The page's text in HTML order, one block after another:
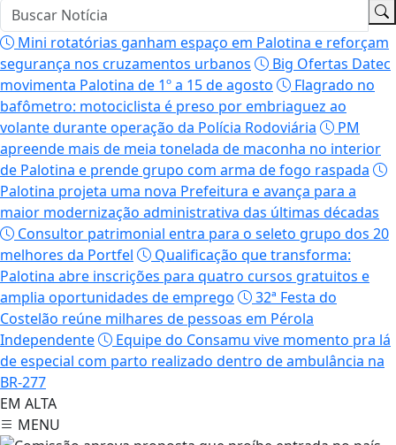
Mini rotatórias ganham espaço em Palotina e reforçam
segurança nos cruzamentos urbanos
Big Ofertas Datec
movimenta Palotina de 1º a 15 de agosto
Flagrado no
bafômetro: motociclista é preso por embriaguez ao
volante durante operação da Polícia Rodoviária
PM
apreende mais de meia tonelada de maconha no interior
de Palotina e prende grupo com arma de fogo raspada
Palotina projeta uma nova Prefeitura e avança para a
maior modernização administrativa das últimas décadas
Consultor patrimonial entra para o seleto grupo dos 20
melhores da Portfel
Qualificação que transforma:
Palotina abre inscrições para quatro cursos gratuitos e
amplia oportunidades de emprego
32ª Festa do
Costelão reúne milhares de pessoas em Pérola
Independente
Equipe do Consamu vive momento pra lá
de especial com parto realizado dentro de ambulância na
BR-277
EM ALTA
MENU